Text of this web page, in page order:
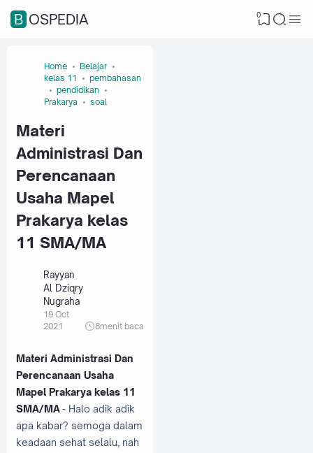
BOSPEDIA 0
Home
Belajar
kelas 11
pembahasan
pendidikan
Prakarya
soal
Materi
Administrasi Dan
Perencanaan
Usaha Mapel
Prakarya kelas
11 SMA/MA
Rayyan
Al Dziqry
Nugraha
19 Oct
2021
8menit baca
Materi Administrasi Dan
Perencanaan Usaha
Mapel Prakarya kelas 11
SMA/MA- Halo adik adik
apa kabar? semoga dalam
keadaan sehat selalu, nah